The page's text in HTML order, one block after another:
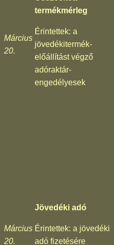
Március
20.
termékmérleg
Érintettek: a
jövedékitermék-
előállítást végző
adóraktár-
engedélyesek
Március
20.
Jövedéki adó
Érintettek: a jövedéki
adó fizetésére